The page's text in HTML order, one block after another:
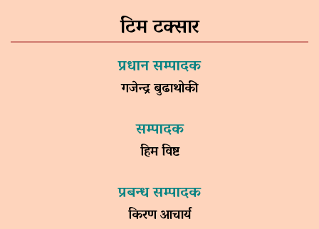
टिम टक्सार
प्रधान सम्पादक
गजेन्द्र बुढाथोकी
सम्पादक
हिम विष्ट
प्रबन्ध सम्पादक
किरण आचार्य